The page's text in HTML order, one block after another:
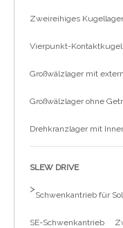
Zweireihiges Kugellager
Vierpunkt-
Großwälzlager mit
Großwälzlager ohne
Drehkranzlager mit
SLEW DRIVE
>
Schwenkantrieb für
SE-Schwenkantrieb